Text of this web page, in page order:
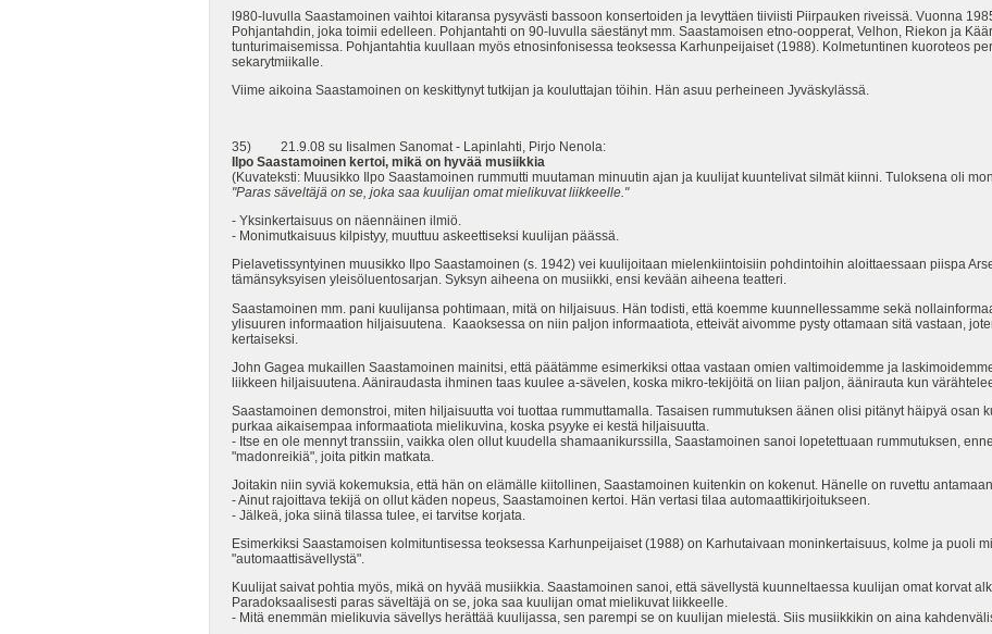
l980-luvulla Saastamoinen vaihtoi kitaransa pysyvästi bassoon konsertoiden ja levyttäen tiiviisti Piirpauken riveissä. Vuonna
Pohjantahdin, joka toimii edelleen. Pohjantahti on 90-luvulla säestänyt mm. Saastamoisen etno-oopperat, Velhon, Riekon ja
tunturimaisemissa. Pohjantahtia kuullaan myös etnosinfonisessa teoksessa Karhunpeijaiset (1988). Kolmetuntinen kuoroteos
sekarytmiikalle.
Viime aikoina Saastamoinen on keskittynyt tutkijan ja kouluttajan töihin. Hän asuu perheineen Jyväskylässä.
35) 21.9.08 su Iisalmen Sanomat - Lapinlahti, Pirjo Nenola:
Ilpo Saastamoinen kertoi, mikä on hyvää musiikkia
(Kuvateksti: Muusikko Ilpo Saastamoinen rummutti muutaman minuutin ajan ja kuulijat kuuntelivat silmät kiinni. Tuloksena oli
"Paras säveltäjä on se, joka saa kuulijan omat mielikuvat liikkeelle."
- Yksinkertaisuus on näennäinen ilmiö.
- Monimutkaisuus kilpistyy, muuttuu askeettiseksi kuulijan päässä.
Pielavetissyntyinen muusikko Ilpo Saastamoinen (s. 1942) vei kuulijoitaan mielenkiintoisiin pohdintoihin aloittaessaan piispa
tämänsyksyisen yleisöluentosarjan. Syksyn aiheena on musiikki, ensi kevään aiheena teatteri.
Saastamoinen mm. pani kuulijansa pohtimaan, mitä on hiljaisuus. Hän todisti, että koemme kuunnellessamme sekä
ylisuuren informaation hiljaisuutena. Kaaoksessa on niin paljon informaatiota, etteivät aivomme pysty ottamaan sitä vastaan,
kertaiseksi.
John Gagea mukaillen Saastamoinen mainitsi, että päätämme esimerkiksi ottaa vastaan omien valtimoidemme ja
liikkeen hiljaisuutena. Aäniraudasta ihminen taas kuulee a-sävelen, koska mikro-tekijöitä on liian paljon, äänirauta kun
Saastamoinen demonstroi, miten hiljaisuutta voi tuottaa rummuttamalla. Tasaisen rummutuksen äänen olisi pitänyt häipyä osan
purkaa aikaisempaa informaatiota mielikuvina, koska psyyke ei kestä hiljaisuutta.
- Itse en ole mennyt transsiin, vaikka olen ollut kuudella shamaanikurssilla, Saastamoinen sanoi lopetettuaan rummutuksen,
"madonreikiä", joita pitkin matkata.
Joitakin niin syviä kokemuksia, että hän on elämälle kiitollinen, Saastamoinen kuitenkin on kokenut. Hänelle on ruvettu
- Ainut rajoittava tekijä on ollut käden nopeus, Saastamoinen kertoi. Hän vertasi tilaa automaattikirjoitukseen.
- Jälkeä, joka siinä tilassa tulee, ei tarvitse korjata.
Esimerkiksi Saastamoisen kolmituntisessa teoksessa Karhunpeijaiset (1988) on Karhutaivaan moninkertaisuus, kolme ja puoli
"automaattisävellystä".
Kuulijat saivat pohtia myös, mikä on hyvää musiikkia. Saastamoinen sanoi, että sävellystä kuunneltaessa kuulijan omat korvat
Paradoksaalisesti paras säveltäjä on se, joka saa kuulijan omat mielikuvat liikkeelle.
- Mitä enemmän mielikuvia sävellys herättää kuulijassa, sen parempi se on kuulijan mielestä. Siis musiikkikin on aina